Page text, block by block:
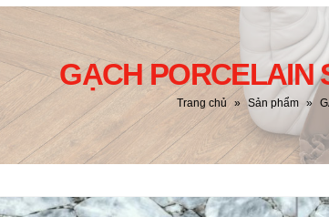
GẠCH PORCELAIN
Trang chủ » Sản phẩm »